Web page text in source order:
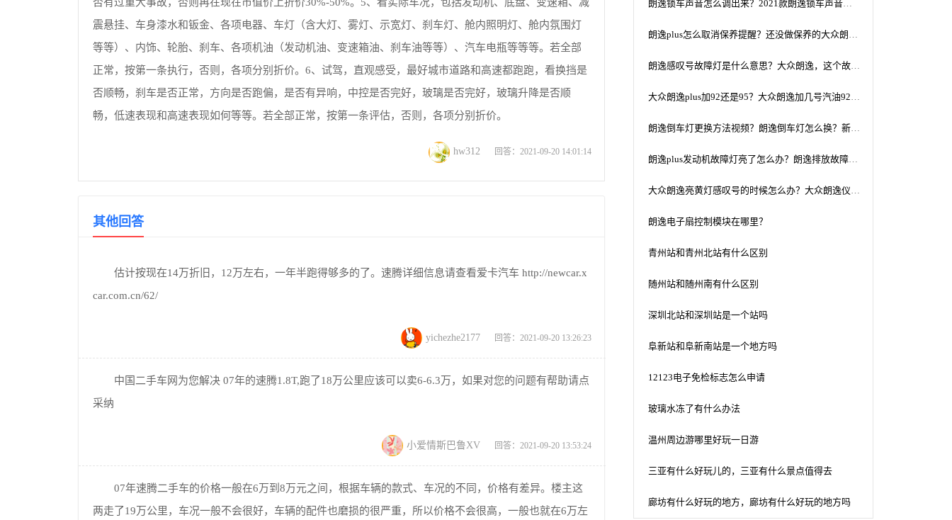
震悬挂、车身漆水和钣金、各项电器、车灯（含大灯、雾灯、示宽灯、刹车灯、舱内照明灯、舱内氛围灯
等等）、内饰、轮胎、刹车、各项机油（发动机油、变速箱油、刹车油等等）、汽车电瓶等等等。若全部
正常，按第一条执行，否则，各项分别折价。6、试驾，直观感受，最好城市道路和高速都跑跑，看换挡是
否顺畅，刹车是否正常，方向是否跑偏，是否有异响，中控是否完好，玻璃是否完好，玻璃升降是否顺
畅，低速表现和高速表现如何等等。若全部正常，按第一条评估，否则，各项分别折价。
hw312 回答：2021-09-20 14:01:14
其他回答
估计按现在14万折旧，12万左右，一年半跑得够多的了。速腾详细信息请查看爱卡汽车 http://newcar.x
car.com.cn/62/
yichezhe2177 回答：2021-09-20 13:26:23
中国二手车网为您解决 07年的速腾1.8T,跑了18万公里应该可以卖6-6.3万，如果对您的问题有帮助请点
采纳
小爱情斯巴鲁XV 回答：2021-09-20 13:53:24
07年速腾二手车的价格一般在6万到8万元之间，根据车辆的款式、车况的不同，价格有差异。楼主这
两走了19万公里，车况一般不会很好，车辆的配件也磨损的很严重，所以价格不会很高，一般也就在6万左
朗逸锁车声音怎么调出来？2021款朗逸锁车声音怎么调
朗逸plus怎么取消保养提醒？还没做保养的大众朗逸保养提示怎么消除？
朗逸感叹号故障灯是什么意思？大众朗逸，这个故障灯是什么问题？感叹号这个，如图
大众朗逸plus加92还是95？大众朗逸加几号汽油92号还是95号
朗逸倒车灯更换方法视频？朗逸倒车灯怎么换？新朗逸倒车灯如何更换？拜托了各位谢谢
朗逸plus发动机故障灯亮了怎么办？朗逸排放故障灯亮，怎么办
大众朗逸亮黄灯感叹号的时候怎么办？大众朗逸仪表盘出现黄色感叹号，请问要怎么处理？
朗逸电子扇控制模块在哪里？
青州站和青州北站有什么区别
随州站和随州南有什么区别
深圳北站和深圳站是一个站吗
阜新站和阜新南站是一个地方吗
12123电子免检标志怎么申请
玻璃水冻了有什么办法
温州周边游哪里好玩一日游
三亚有什么好玩儿的，三亚有什么景点值得去
廊坊有什么好玩的地方，廊坊有什么好玩的地方吗